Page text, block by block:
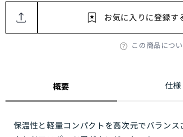
この商品につ
お気に入りに登録す
概要 仕様
保温性と軽量コンパクトを高次元でバランス